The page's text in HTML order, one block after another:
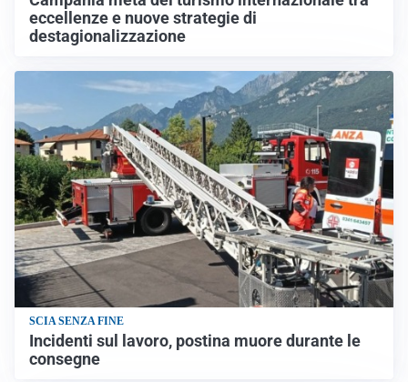
eccellenze e nuove strategie di
destagionalizzazione
SCIA SENZA FINE
Incidenti sul lavoro, postina muore durante le
consegne